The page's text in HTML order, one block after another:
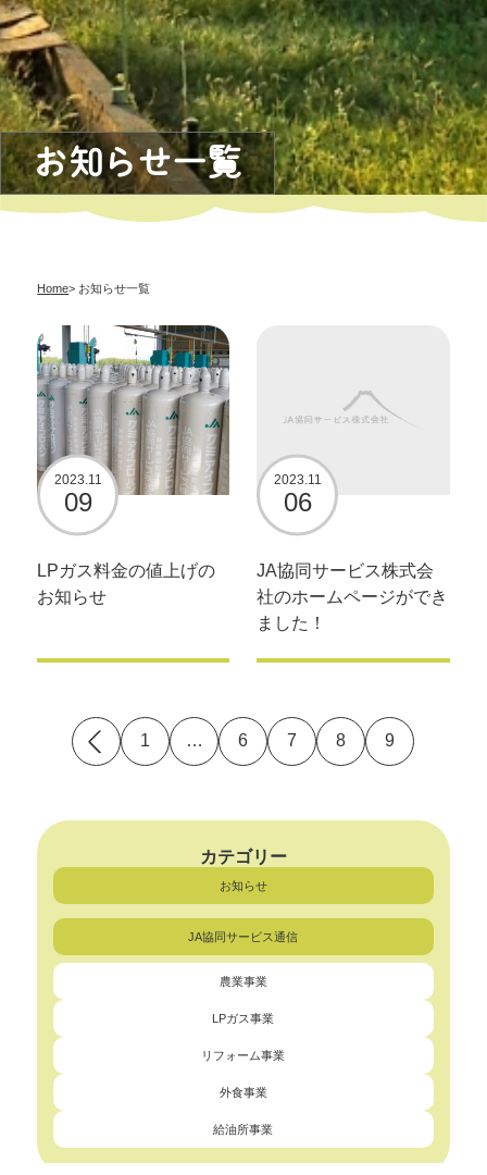
お知らせ一覧
Home> お知らせ一覧
2023.11
09
LPガス料金の値上げの
お知らせ
2023.11
06
JA協同サービス株式会
社のホームページができ
ました！
ジ
送
1 … 6 7 8 9
カテゴリー
お知らせ
JA協同サービス通信
農業事業
LPガス事業
リフォーム事業
外食事業
給油所事業